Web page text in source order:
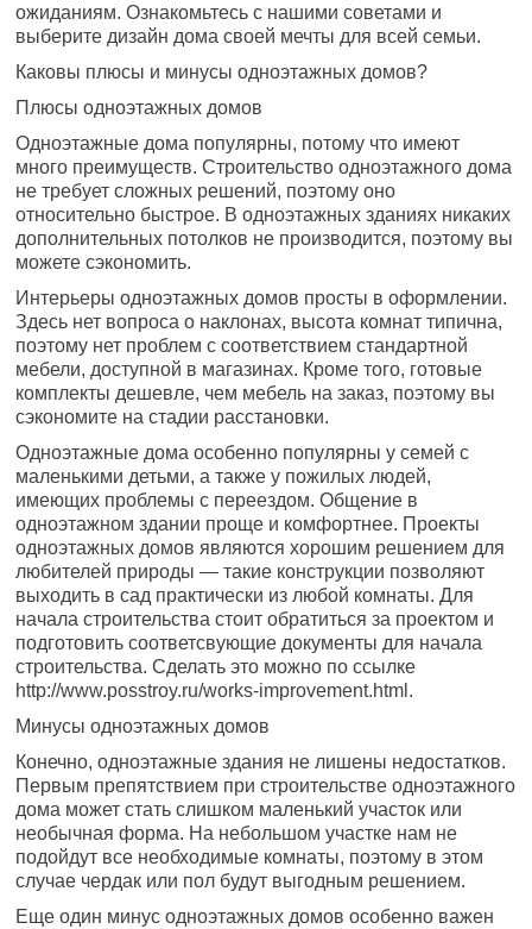
ожиданиям. Ознакомьтесь с нашими советами и
выберите дизайн дома своей мечты для всей семьи.
Каковы плюсы и минусы одноэтажных домов?
Плюсы одноэтажных домов
Одноэтажные дома популярны, потому что имеют
много преимуществ. Строительство одноэтажного дома
не требует сложных решений, поэтому оно
относительно быстрое. В одноэтажных зданиях никаких
дополнительных потолков не производится, поэтому вы
можете сэкономить.
Интерьеры одноэтажных домов просты в оформлении.
Здесь нет вопроса о наклонах, высота комнат типична,
поэтому нет проблем с соответствием стандартной
мебели, доступной в магазинах. Кроме того, готовые
комплекты дешевле, чем мебель на заказ, поэтому вы
сэкономите на стадии расстановки.
Одноэтажные дома особенно популярны у семей с
маленькими детьми, а также у пожилых людей,
имеющих проблемы с переездом. Общение в
одноэтажном здании проще и комфортнее. Проекты
одноэтажных домов являются хорошим решением для
любителей природы — такие конструкции позволяют
выходить в сад практически из любой комнаты. Для
начала строительства стоит обратиться за проектом и
подготовить соответсвующие документы для начала
строительства. Сделать это можно по ссылке
http://www.posstroy.ru/works-improvement.html.
Минусы одноэтажных домов
Конечно, одноэтажные здания не лишены недостатков.
Первым препятствием при строительстве одноэтажного
дома может стать слишком маленький участок или
необычная форма. На небольшом участке нам не
подойдут все необходимые комнаты, поэтому в этом
случае чердак или пол будут выгодным решением.
Еще один минус одноэтажных домов особенно важен